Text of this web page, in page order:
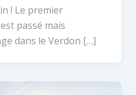
! Le premier
passé mais
dans le Verdon […]